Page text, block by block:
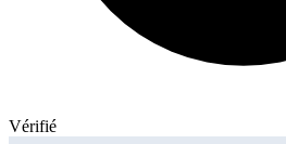
Vérifié